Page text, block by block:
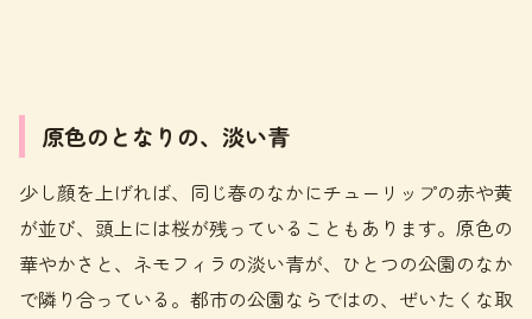
原色のとなりの、淡い青
少し顔を上げれば、同じ春のなかにチューリップの赤や黄
が並び、頭上には桜が残っていることもあります。原色の
華やかさと、ネモフィラの淡い青が、ひとつの公園のなか
で隣り合っている。都市の公園ならではの、ぜいたくな取